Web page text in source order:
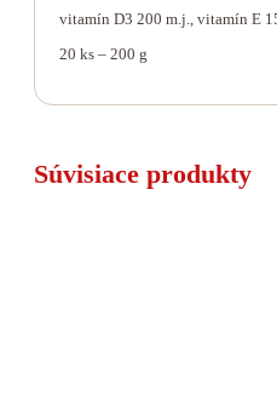
vitamín D3 200 m.j., vitamín E
20 ks – 200 g
Súvisiace produkty